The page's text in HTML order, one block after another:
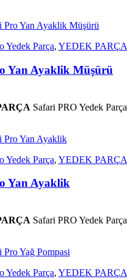
Yedek Parça, YEDEK PARÇA
Yan Ayaklik Müşürü
Safari PRO Yedek Parça
Yedek Parça, YEDEK PARÇA
Yan Ayaklik
Safari PRO Yedek Parça
Yedek Parça, YEDEK PARÇA